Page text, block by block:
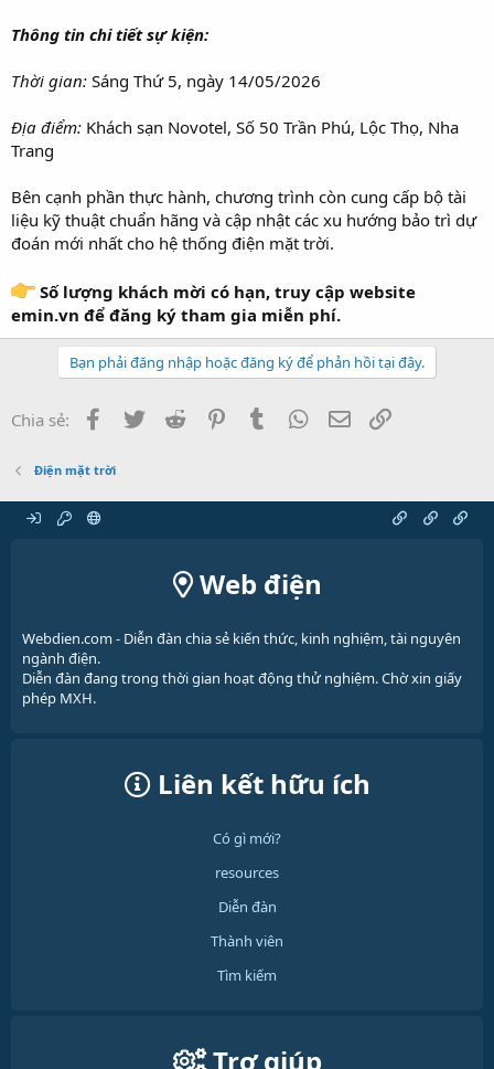
Thông tin chi tiết sự kiện:
Thời gian: Sáng Thứ 5, ngày 14/05/2026
Địa điểm: Khách sạn Novotel, Số 50 Trần Phú, Lộc Thọ, Nha
Trang
Bên cạnh phần thực hành, chương trình còn cung cấp bộ tài
liệu kỹ thuật chuẩn hãng và cập nhật các xu hướng bảo trì dự
đoán mới nhất cho hệ thống điện mặt trời.
Số lượng khách mời có hạn, truy cập website
emin.vn để đăng ký tham gia miễn phí.
Bạn phải đăng nhập hoặc đăng ký để phản hồi tại đây.
Chia sẻ: Facebook
Twitter Reddit PinterestTumblr WhatsApp
Email
Điện mặt trời
Web điện
Webdien.com - Diễn đàn chia sẻ kiến thức, kinh nghiệm, tài nguyên
ngành điện.
Diễn đàn đang trong thời gian hoạt động thử nghiệm. Chờ xin giấy
phép MXH.
Liên kết hữu ích
Có gì mới?
resources
Diễn đàn
Thành viên
Tìm kiếm
Trợ giúp